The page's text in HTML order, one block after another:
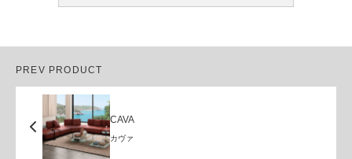
PREV PRODUCT
CAVA
カヴァ